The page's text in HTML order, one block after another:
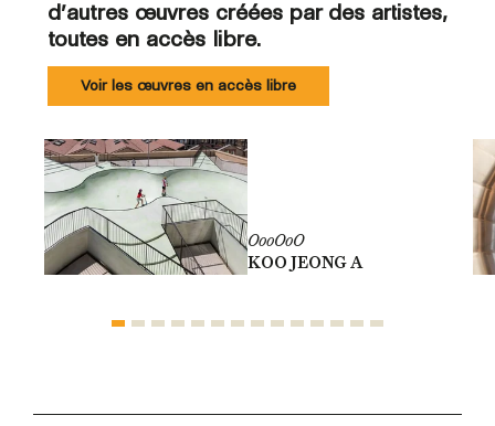
d’autres œuvres créées par des artistes,
toutes en accès libre.
Voir les œuvres en accès libre
OooOoO
KOO JEONG A